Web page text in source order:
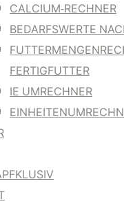
CALCIUM-RECHNER
BEDARFSWERTE
FERTIGFUTTER
IE UMRECHNER